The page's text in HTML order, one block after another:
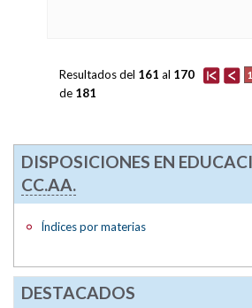
Resultados del 161 al 170
de 181
DISPOSICIONES EN
CC.AA.
Índices por materias
DESTACADOS